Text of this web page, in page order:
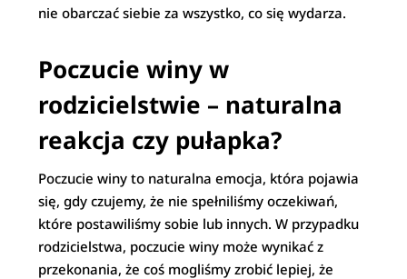
nie obarczać siebie za wszystko, co się wydarza.
Poczucie winy w
rodzicielstwie – naturalna
reakcja czy pułapka?
Poczucie winy to naturalna emocja, która pojawia
się, gdy czujemy, że nie spełniliśmy oczekiwań,
które postawiliśmy sobie lub innych. W przypadku
rodzicielstwa, poczucie winy może wynikać z
przekonania, że coś mogliśmy zrobić lepiej, że